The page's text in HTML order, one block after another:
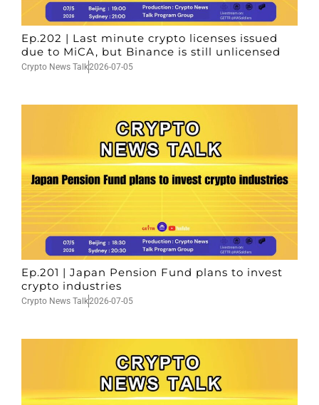
Ep.202 | Last minute crypto licenses issued
due to MiCA, but Binance is still unlicensed
Crypto News Talk2026-07-05
Ep.201 | Japan Pension Fund plans to invest
crypto industries
Crypto News Talk2026-07-05